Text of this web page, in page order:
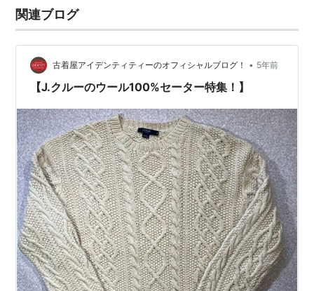
関連ブログ
古着屋アイデンティティーのオフィシャルブログ！ • 5年前
【J.クルーのウール100%セーター特集！】